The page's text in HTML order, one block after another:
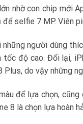
nhờ con chip mới
selfie 7 MP. Viên
người dùng
độ cao. Đổi lại,
Plus, do vậy những
để lựa chọn,
8 là chọn lựa hoàn